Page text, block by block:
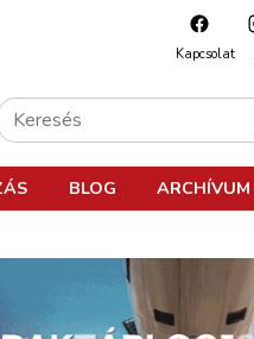
Kapcsolat
BLOG ARCHÍVUM